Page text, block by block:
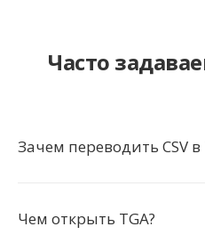
Часто
Зачем переводить CSV в
Чем открыть TGA?